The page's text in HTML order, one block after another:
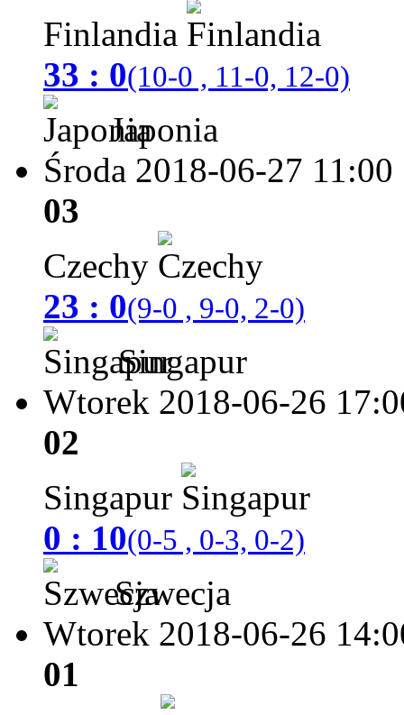
Finlandia
33 : 0(10-0 , 11-0, 12-0)
Japonia
Środa 2018-06-27 11:00
03
Czechy
23 : 0(9-0 , 9-0, 2-0)
Singapur
Wtorek 2018-06-26
02
Singapur
0 : 10(0-5 , 0-3, 0-2)
Szwecja
Wtorek 2018-06-26
01